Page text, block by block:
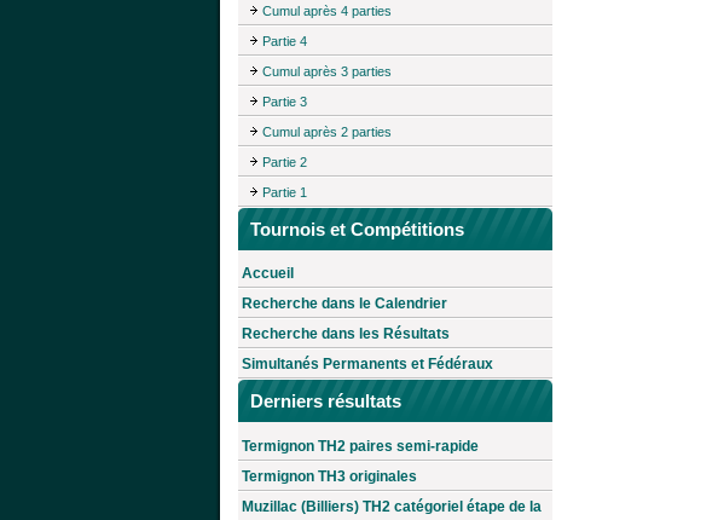
Cumul après 4 parties
Partie 4
Cumul après 3 parties
Partie 3
Cumul après 2 parties
Partie 2
Partie 1
Tournois et Compétitions
Accueil
Recherche dans le Calendrier
Recherche dans les Résultats
Simultanés Permanents et Fédéraux
Derniers résultats
Termignon TH2 paires semi-rapide
Termignon TH3 originales
Muzillac (Billiers) TH2 catégoriel étape de la